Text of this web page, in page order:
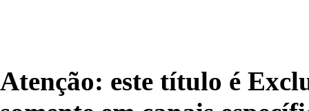
Atenção: este título é